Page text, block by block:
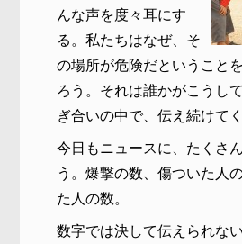
んな声を度々耳にす
る。私たちはなぜ、そ
の場所が危険だということ
ろう。それは誰かがこうし
ぎ合いの中で、伝え続けてく
今日もニュースに、たくさ
う。爆撃の数、傷ついた人
た人の数。
数字では決して伝えられな